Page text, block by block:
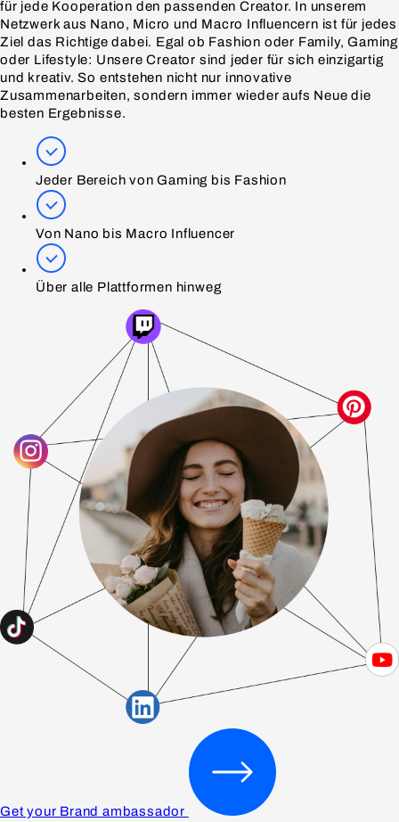
für jede Kooperation den passenden Creator. In unserem
Netzwerk aus Nano, Micro und Macro Influencern ist für jedes
Ziel das Richtige dabei. Egalob Fashion oder Family, Gaming
oder Lifestyle: Unsere Creator sind jeder für sich einzigartig
und kreativ. So entstehen nicht nur innovative
Zusammenarbeiten,sondern immer wieder aufs Neue die
besten Ergebnisse.
Jeder Bereich von Gaming bis Fashion
Von Nano bis Macro Influencer
Über alle Plattformen hinweg
Get your Brand ambassador